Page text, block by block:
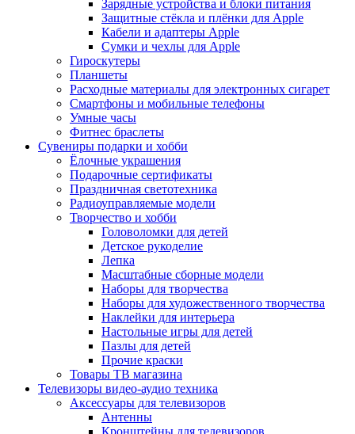
Зарядные устройства и блоки питания
Защитные стёкла и плёнки для Apple
Кабели и адаптеры Apple
Сумки и чехлы для Apple
Гироскутеры
Планшеты
Расходные материалы для электронных сигарет
Смартфоны и мобильные телефоны
Умные часы
Фитнес браслеты
Сувениры подарки и хобби
Ёлочные украшения
Подарочные сертификаты
Праздничная светотехника
Радиоуправляемые модели
Творчество и хобби
Головоломки для детей
Детское рукоделие
Лепка
Масштабные сборные модели
Наборы для творчества
Наборы для художественного творчества
Наклейки для интерьера
Настольные игры для детей
Пазлы для детей
Прочие краски
Товары ТВ магазина
Телевизоры видео-аудио техника
Аксессуары для телевизоров
Антенны
Кронштейны для телевизоров